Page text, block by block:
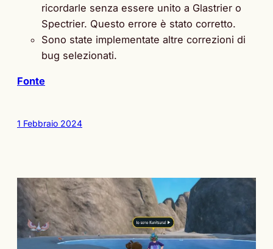
ricordarle senza essere unito a Glastrier o
Spectrier. Questo errore è stato corretto.
Sono state implementate altre correzioni di
bug selezionati.
Fonte
1 Febbraio 2024